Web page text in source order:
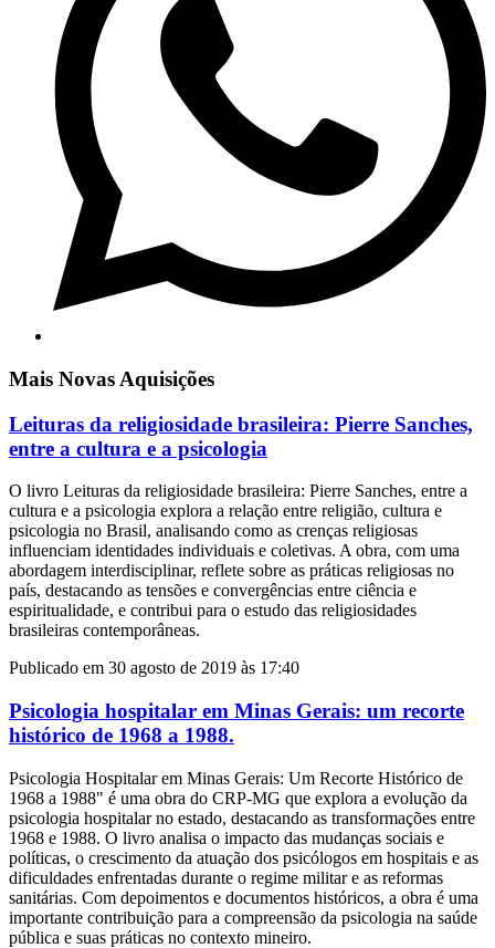
Mais Novas Aquisições
Leituras da religiosidade brasileira: Pierre Sanches,
entre a cultura e a psicologia
O livro Leituras da religiosidade brasileira: Pierre Sanches, entre a
cultura e a psicologia explora a relação entre religião, cultura e
psicologia no Brasil, analisando como as crenças religiosas
influenciam identidades individuais e coletivas. A obra, com uma
abordagem interdisciplinar, reflete sobre as práticas religiosas no
país, destacando as tensões e convergências entre ciência e
espiritualidade, e contribui para o estudo das religiosidades
brasileiras contemporâneas.
Publicado em 30 agosto de 2019 às 17:40
Psicologia hospitalar em Minas Gerais: um recorte
histórico de 1968 a 1988.
Psicologia Hospitalar em Minas Gerais: Um Recorte Histórico de
1968 a 1988" é uma obra do CRP-MG que explora a evolução da
psicologia hospitalar no estado, destacando as transformações entre
1968 e 1988. O livro analisa o impacto das mudanças sociais e
políticas, o crescimento da atuação dos psicólogos em hospitais e as
dificuldades enfrentadas durante o regime militar e as reformas
sanitárias. Com depoimentos e documentos históricos, a obra é uma
importante contribuição para a compreensão da psicologia na saúde
pública e suas práticas no contexto mineiro.